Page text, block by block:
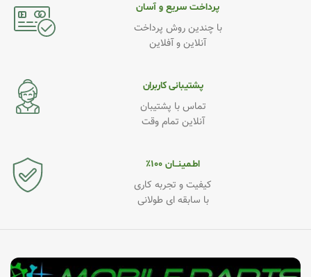
پرداخت سریع و آسان
با چندین روش پرداخت
آنلاین و آفلاین
پشتیبانی کاربران
تماس با پشتیبان
آنلاین تمام وقت
اطـمینــان ۱۰۰٪
کیفیت و تجربه کاری
با سابقه ای طولانی